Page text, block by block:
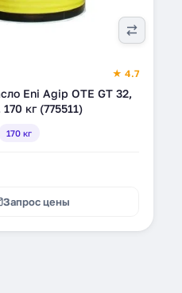
★ 4.7
Eni Agip OTE GT 32,
кг (775511)
170 кг
Запрос цены